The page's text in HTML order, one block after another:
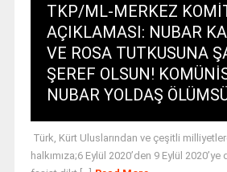
TKP/ML-MERKEZ
AÇIKLAMASI: NUBAR
VE ROSA TUTKUSUNA
ŞEREF OLSUN!
NUBAR YOLDAŞ
Türk, Kürt Uluslarından ve çeşitli
halkımıza;6 Eylül 2020’den 9 Eylül 2020’ye